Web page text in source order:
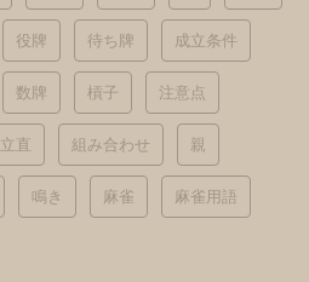
役牌 待ち牌 成立条件
数牌 槓子 注意点
立直 組み合わせ 親
鳴き 麻雀 麻雀用語